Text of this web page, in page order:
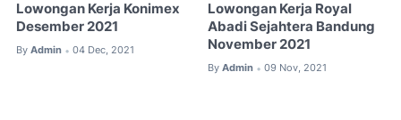
Lowongan Kerja Konimex
Desember 2021
By Admin • 04 Dec, 2021
Lowongan Kerja Royal
Abadi Sejahtera Bandung
November 2021
By Admin • 09 Nov, 2021